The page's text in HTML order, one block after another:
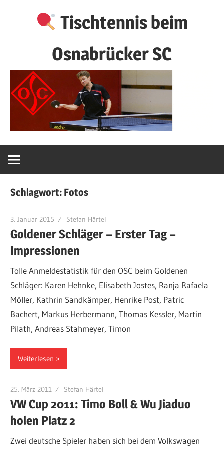
Tischtennis beim
Osnabrücker SC
Schlagwort: Fotos
3. Januar 2015 Stefan Härtel
Goldener Schläger – Erster Tag –
Impressionen
Tolle Anmeldestatistik für den OSC beim Goldenen
Schläger: Karen Hehnke, Elisabeth Jostes, Ranja Rafaela
Möller, Kathrin Sandkämper, Henrike Post, Patric
Bachert, Markus Herbermann, Thomas Kessler, Martin
Pilath, Andreas Stahmeyer, Timon
Weiterlesen
25. März 2011 Stefan Härtel
VW Cup 2011: Timo Boll & Wu Jiaduo
holen Platz 2
Zwei deutsche Spieler haben sich bei dem Volkswagen